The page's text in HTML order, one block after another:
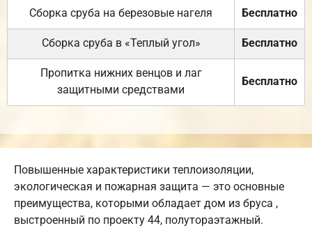
Сборка сруба на березовые нагеля Бесплатно
Сборка сруба в «Теплый угол» Бесплатно
Пропитка нижних венцов и лаг
защитными средствами
Бесплатно
Повышенные характеристики теплоизоляции,
экологическая и пожарная защита — это основные
преимущества, которыми обладает дом из бруса ,
выстроенный по проекту 44, полутораэтажный.